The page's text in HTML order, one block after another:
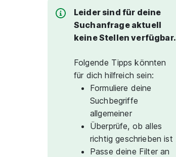
Leider sind für deine
Suchanfrage aktuell
keine Stellen verfügbar.
Folgende Tipps könnten
für dich hilfreich sein:
Formuliere deine
Suchbegriffe
allgemeiner
Überprüfe, ob alles
richtig geschrieben ist
Passe deine Filter an